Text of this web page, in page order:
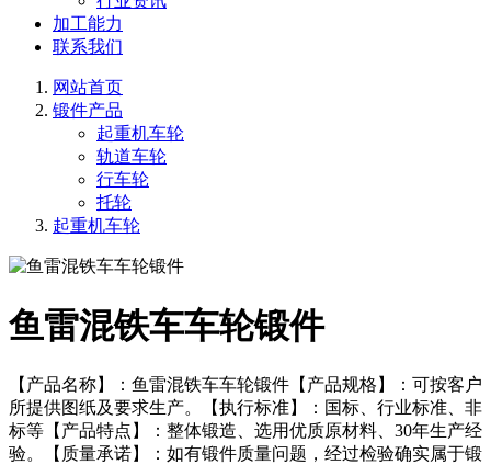
加工能力
联系我们
网站首页
锻件产品
起重机车轮
轨道车轮
行车轮
托轮
起重机车轮
鱼雷混铁车车轮锻件
【产品名称】：鱼雷混铁车车轮锻件【产品规格】：可按客户
所提供图纸及要求生产。【执行标准】：国标、行业标准、非
标等【产品特点】：整体锻造、选用优质原材料、30年生产经
验。【质量承诺】：如有锻件质量问题，经过检验确实属于锻